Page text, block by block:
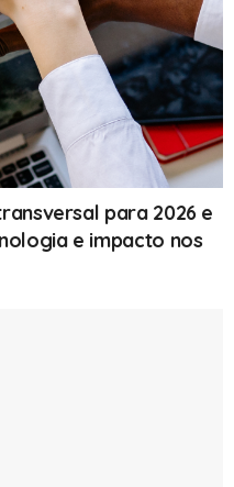
para 2026 e
e impacto nos